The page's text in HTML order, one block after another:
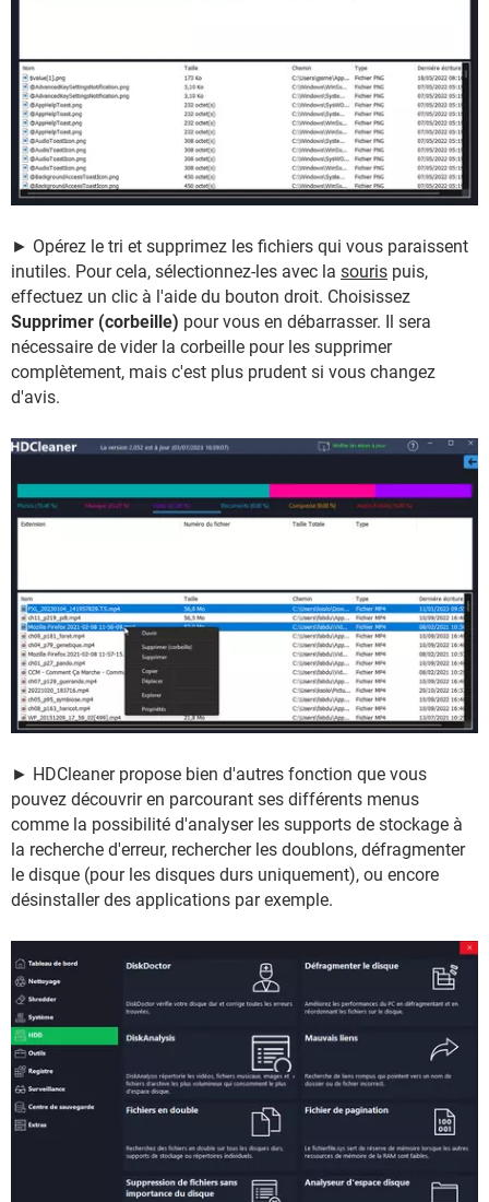
► Opérez le tri et supprimez les fichiers qui vous paraissent
inutiles. Pour cela, sélectionnez-les avec la souris puis,
effectuez un clic à l'aide du bouton droit. Choisissez
Supprimer (corbeille) pour vous en débarrasser. Il sera
nécessaire de vider la corbeille pour les supprimer
complètement, mais c'est plus prudent si vous changez
d'avis.
► HDCleaner propose bien d'autres fonction que vous
pouvez découvrir en parcourant ses différents menus
comme la possibilité d'analyser les supports de stockage à
la recherche d'erreur, rechercher les doublons, défragmenter
le disque (pour les disques durs uniquement), ou encore
désinstaller des applications par exemple.